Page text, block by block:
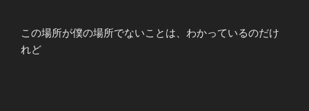
この場所が僕の場所でないことは、わかっているのだけ
れど